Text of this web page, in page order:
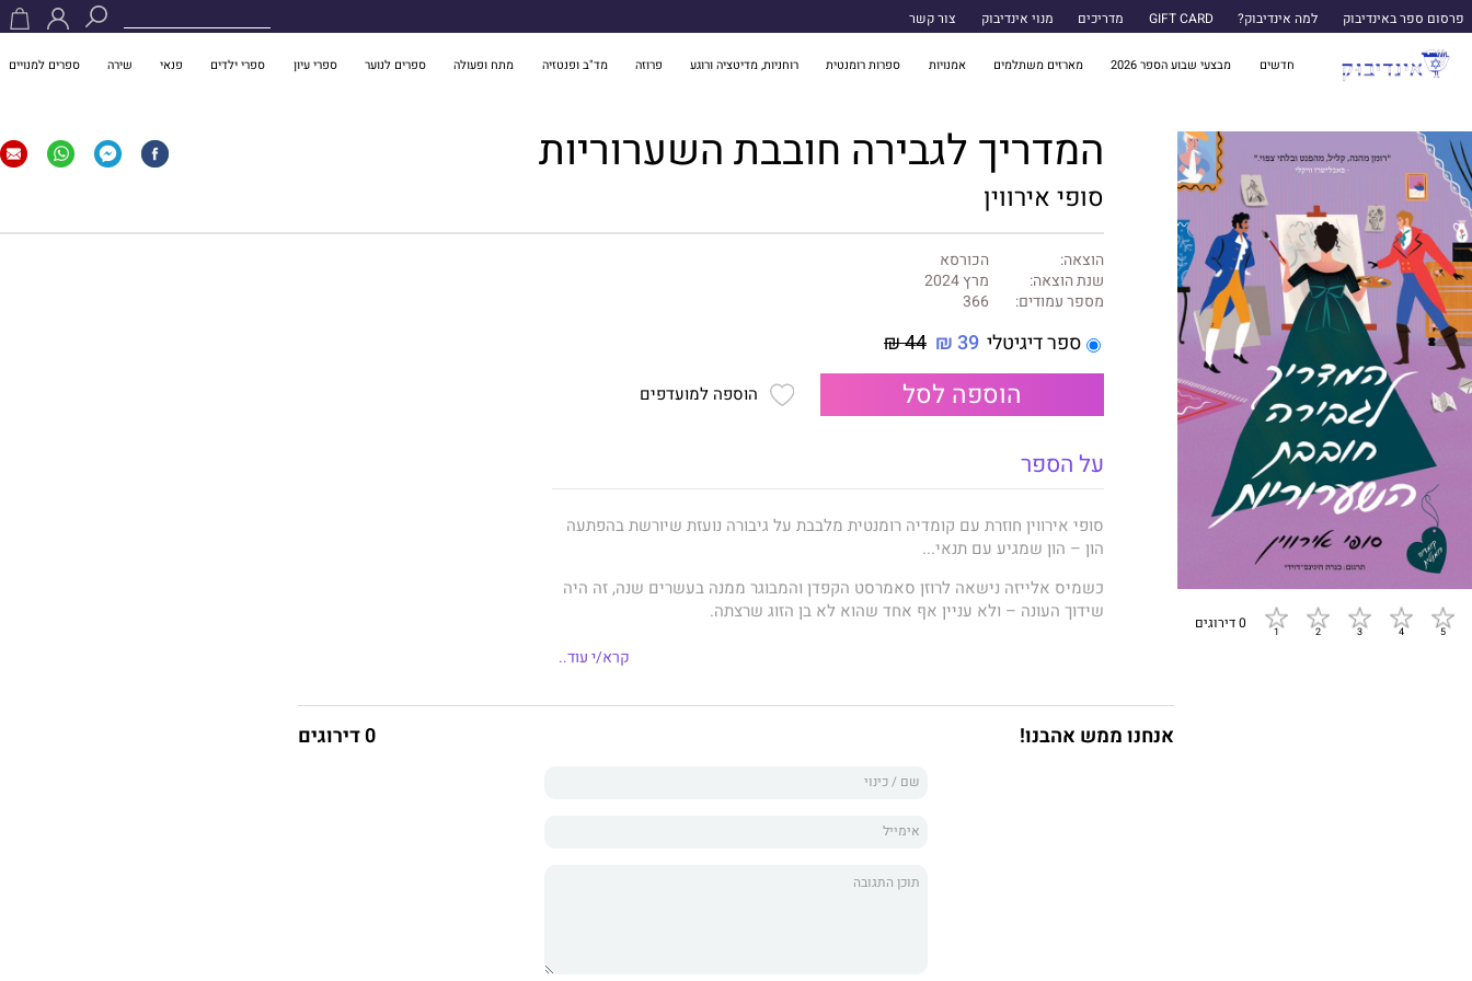
פרסום ספר באינדיבוק למה אינדיבוק? GIFT CARD מדריכים מנוי אינדיבוק צור קשר
חדשים מבצעי שבוע הספר 2026 מארזים משתלמים אמנויות ספרות רומנטית רוחניות, מדיטציה ורוגע פרוזה מד"ב ופנטזיה מתח ופעולה ספרים לנוער ספרי עיון ספרי ילדים פנאי שירה ספרים למנויים
0 דירוגים
המדריך לגבירה חובבת השערוריות
סופי אירווין
הוצאה:
הכורסא
שנת הוצאה:
מרץ 2024
מספר עמודים:
366
ספר דיגיטלי 39 ₪
44 ₪
הוספה לסל הוספה למועדפים
על הספר
סופי אירווין חוזרת עם קומדיה רומנטית מלבבת על גיבורה נועזת שיורשת בהפתעה
הון – הון שמגיע עם תנאי...
כשמיס אלייזה נישאה לרוזן סאמרסט הקפדן והמבוגר ממנה בעשרים שנה, זה היה
שידוך העונה – ולא עניין אף אחד שהוא לא בן הזוג שרצתה.
עכשיו, כעבור עשר שנים, אלייזה אלמנה. פתאום היא בעלת תואר אצולה, עשירה
ולראשונה אי-פעם - היא בשליטה מלאה על חייה. אלייזה מחליטה שהגיע הזמן
מלוויל המקסים והנודע לשמצה.
אבל כשהדי התנהגותה מגיעים לאוזני אחיינו של בעלה המנוח – ששבר את לבה
היא להימנע מכל שערורייה. אבל מה הכיף בזה?
קרא/י עוד..
אנחנו ממש אהבנו! 0 דירוגים